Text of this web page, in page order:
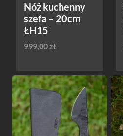
Nóż kuchenny
szefa – 20cm
ŁH15
999,00 zł